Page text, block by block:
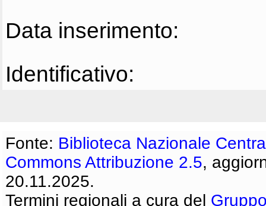
Data inserimento:
Identificativo:
Fonte: Biblioteca Nazionale
Commons Attribuzione 2.5,
20.11.2025.
Termini regionali a cura del